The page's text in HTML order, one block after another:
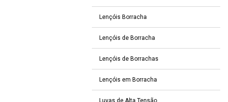
Lençóis Borracha
Lençóis de Borracha
Lençóis de Borrachas
Lençóis em Borracha
Luvas de Alta Tensão